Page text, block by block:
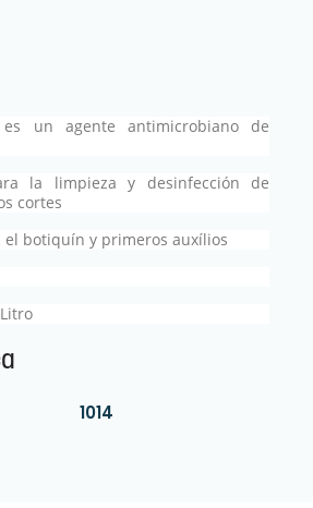
es un agente antimicrobiano de
la limpieza y desinfección de
cortes
botiquín y primeros auxílios
1014